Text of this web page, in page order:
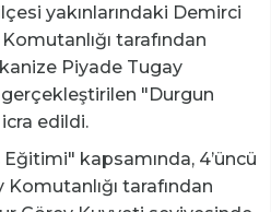
yakınlarındaki Demirci
tarafından
Piyade Tugay
gerçekleştirilen "Durgun
edildi.
kapsamında, 4’üncü
tarafından